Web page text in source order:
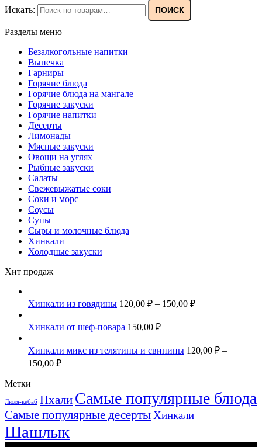
Искать: ПОИСК
Разделы меню
Безалкогольные напитки
Выпечка
Гарниры
Горячие блюда
Горячие блюда на мангале
Горячие закуски
Горячие напитки
Десерты
Лимонады
Мясные закуски
Овощи на углях
Рыбные закуски
Салаты
Свежевыжатые соки
Соки и морс
Соусы
Супы
Сыры и молочные блюда
Хинкали
Холодные закуски
Хит продаж
Хинкали из говядины 120,00 ₽ – 150,00 ₽
Хинкали от шеф-повара 150,00 ₽
Хинкали микс из телятины и свинины 120,00 ₽ –
150,00 ₽
Метки
Люля-кебаб Пхали Самые популярные блюда
Самые популярные десерты Хинкали
Шашлык